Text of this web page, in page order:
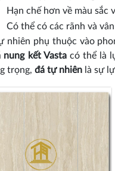
Hạn chế hơn về màu sắc
Có thể có các rãnh và
nhiên phụ thuộc vào
nung kết Vastacó thể là
trọng, đá tự nhiênlà sự